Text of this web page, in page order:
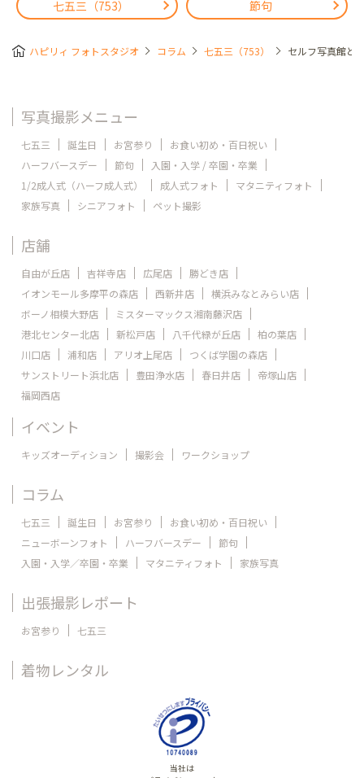
七五三（753） 節句
ハピリィ フォトスタジオ コラム 七五三（753） セルフ写真館と
写真撮影メニュー
七五三 誕生日 お宮参り
お食い初め・百日祝い
ハーフバースデー
節句
入園・入学 / 卒園・卒業
1/2成人式（ハーフ成人式）
成人式フォト
マタニティフォト
家族写真
シニアフォト ペット撮影
店舗
自由が丘店 吉祥寺店 広尾店
勝どき店
イオンモール多摩平の森店
西新井店
横浜みなとみらい店
ボーノ相模大野店
ミスターマックス湘南藤沢店
港北センター北店
新松戸店 八千代緑が丘店
柏の葉店
川口店
浦和店 アリオ上尾店
つくば学園の森店
サンストリート浜北店
豊田浄水店 春日井店
帝塚山店
福岡西店
イベント
キッズオーディション 撮影会 ワークショップ
コラム
七五三 誕生日 お宮参り
お食い初め・百日祝い
ニューボーンフォト
ハーフバースデー
節句
入園・入学／卒園・卒業
マタニティフォト 家族写真
出張撮影レポート
お宮参り 七五三
着物レンタル
当社は